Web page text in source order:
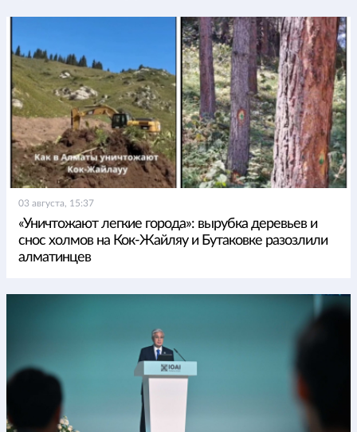
03 августа, 15:37
«Уничтожают легкие города»: вырубка деревьев и
снос холмов на Кок-Жайляу и Бутаковке разозлили
алматинцев